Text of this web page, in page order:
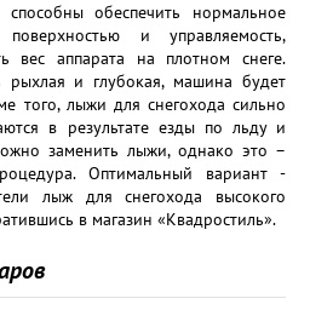
обеспечить нормальное
и управляемость,
вес аппарата на плотном снеге.
рыхлая и глубокая, машина будет
того, лыжи для снегохода сильно
в результате езды по льду и
заменить лыжи, однако это –
Оптимальный вариант -
лыж для снегохода высокого
в магазин «Квадростиль».